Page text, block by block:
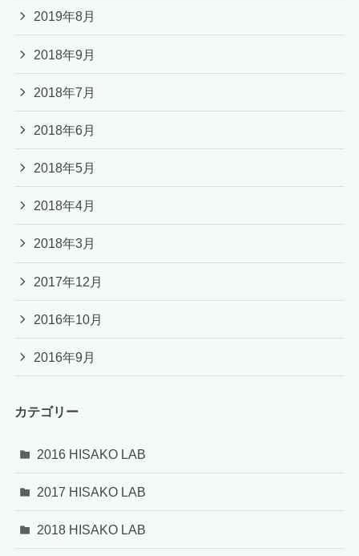
2019年8月
2018年9月
2018年7月
2018年6月
2018年5月
2018年4月
2018年3月
2017年12月
2016年10月
2016年9月
カテゴリー
2016 HISAKO LAB
2017 HISAKO LAB
2018 HISAKO LAB